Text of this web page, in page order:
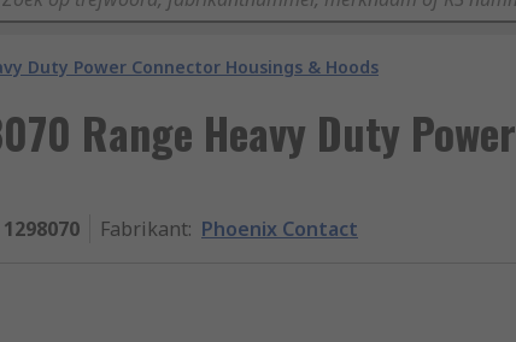
Duty Power Connector Housings & Hoods
Range Heavy Duty Power
1298070 Fabrikant: Phoenix Contact